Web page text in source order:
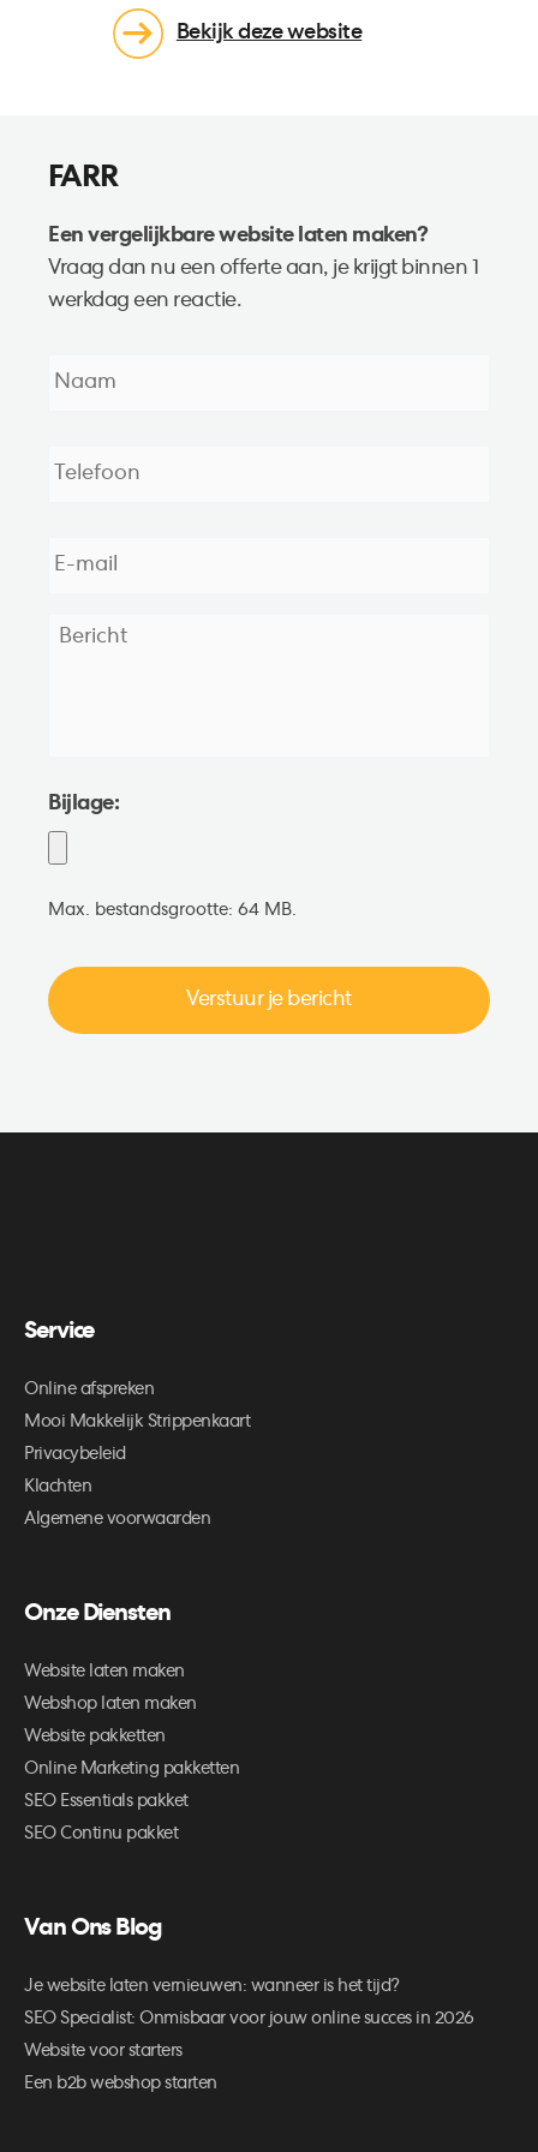
Bekijk deze website
FARR
Een vergelijkbare website laten maken?
Vraag dan nu een offerte aan, je krijgt binnen 1
werkdag een reactie.
mail *
Bericht *
Bijlage:
Max. bestandsgrootte: 64 MB.
Service
Online afspreken
Mooi Makkelijk Strippenkaart
Privacybeleid
Klachten
Algemene voorwaarden
Onze Diensten
Website laten maken
Webshop laten maken
Website pakketten
Online Marketing pakketten
SEO Essentials pakket
SEO Continu pakket
Van Ons Blog
Je website laten vernieuwen: wanneer is het tijd?
SEO Specialist: Onmisbaar voor jouw online succes in 2026
Website voor starters
Een b2b webshop starten